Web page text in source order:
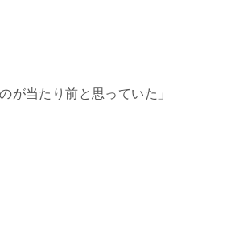
が当たり前と思っていた」